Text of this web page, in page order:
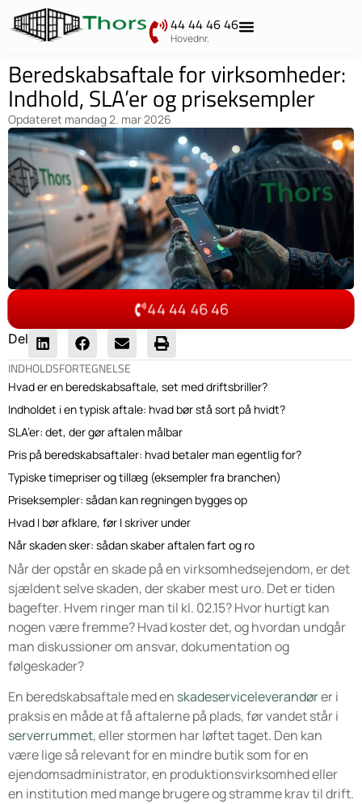
44 44 46 46
Hovednr.
Beredskabsaftale for virksomheder:
Indhold, SLA’er og priseksempler
Opdateret mandag 2. mar 2026
44 44 46 46
Del
INDHOLDSFORTEGNELSE
Hvad er en beredskabsaftale, set med driftsbriller?
Indholdet i en typisk aftale: hvad bør stå sort på hvidt?
SLA’er: det, der gør aftalen målbar
Pris på beredskabsaftaler: hvad betaler man egentlig for?
Typiske timepriser og tillæg (eksempler fra branchen)
Priseksempler: sådan kan regningen bygges op
Hvad I bør afklare, før I skriver under
Når skaden sker: sådan skaber aftalen fart og ro
Når der opstår en skade på en virksomhedsejendom, er det
sjældent selve skaden, der skaber mest uro. Det er tiden
bagefter. Hvem ringer man til kl. 02.15? Hvor hurtigt kan
nogen være fremme? Hvad koster det, og hvordan undgår
man diskussioner om ansvar, dokumentation og
følgeskader?
En beredskabsaftale med en skadeserviceleverandører i
praksis en måde at få aftalerne på plads, før vandet står i
serverrummet, eller stormen har løftet taget. Den kan
være lige så relevant for en mindre butik som for en
ejendomsadministrator, en produktionsvirksomhed eller
en institution med mange brugere og stramme krav til drift.